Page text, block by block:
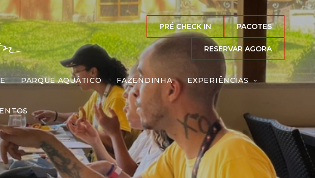
PRÉ CHECK IN PACOTES
RESERVAR AGORA
PARQUE AQUÁTICO FAZENDINHA EXPERIÊNCIAS